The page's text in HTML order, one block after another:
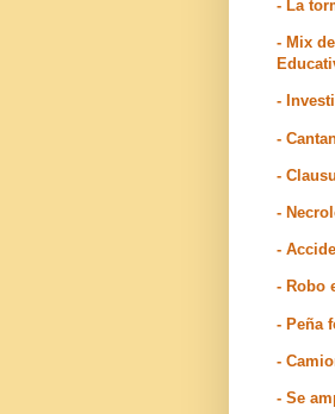
- La
- Mix
-
-
-
-
-
- Robo
- Peña
-
- Se